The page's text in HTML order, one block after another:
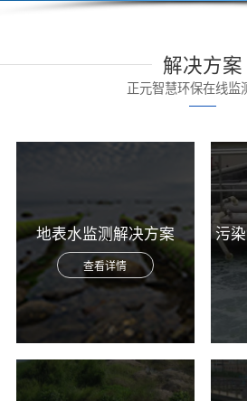
解决方案
正元智慧环保在线监
地表水监测解决方案
查看详情
污